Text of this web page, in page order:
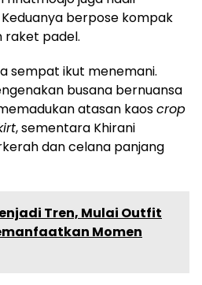
berpose kompak
raket padel.
sempat ikut menemani.
busana bernuansa
atasan kaoscrop
, sementara Khirani
dan celana panjang
Tren, Mulai Outfit
Momen